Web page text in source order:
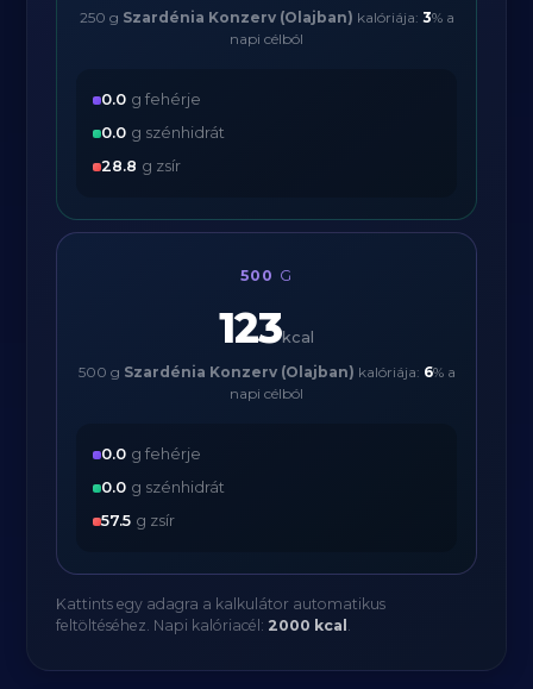
250 g Szardénia Konzerv (Olajban) kalóriája: 3% a
napi célból
0.0 g fehérje
0.0 g szénhidrát
28.8 g zsír
500 G
123kcal
500 g Szardénia Konzerv (Olajban) kalóriája: 6% a
napi célból
0.0 g fehérje
0.0 g szénhidrát
57.5 g zsír
Kattints egy adagra a kalkulátor automatikus
feltöltéséhez. Napi kalóriacél:2000 kcal .